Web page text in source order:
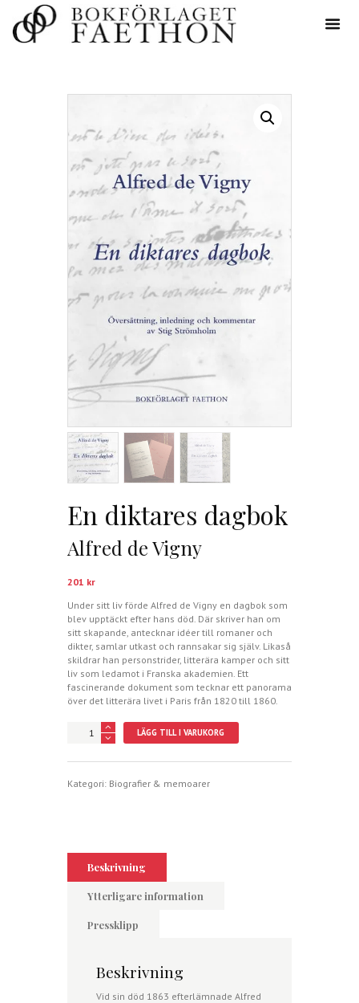
En diktares dagbok
Alfred de Vigny
201 kr
Under sitt liv förde Alfred de Vigny en dagbok som
blev upptäckt efter hans död. Där skriver han om
sitt skapande, antecknar idéer till romaner och
dikter, samlar utkast och rannsakar sig själv. Likaså
skildrar han personstrider, litterära kamper och sitt
liv som ledamot i Franska akademien. Ett
fascinerande dokument som tecknar ett panorama
över det litterära livet i Paris från 1820 till 1860.
diktares
LÄGG TILL I VARUKORG
Kategori: Biografier & memoarer
Beskrivning
Ytterligare information
Pressklipp
Beskrivning
Vid sin död 1863 efterlämnade Alfred